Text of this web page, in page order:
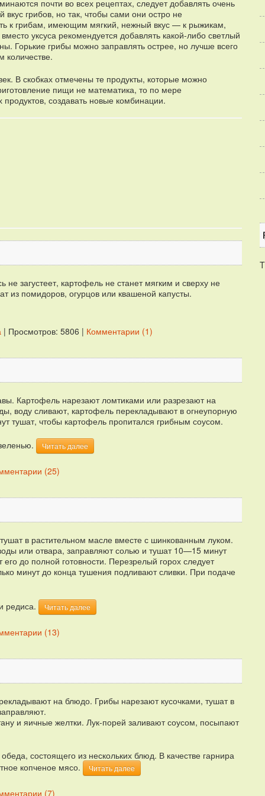
почти во всех рецептах, следует добавлять очень
грибов, но так, чтобы сами они остро не
к грибам, имеющим мягкий, нежный вкус — к рыжикам,
уксуса рекомендуется добавлять какой-либо светлый
Горькие грибы можно заправлять острее, но лучше всего
количестве.
В скобках отмечены те продукты, которые можно
пищи не математика, то по мере
создавать новые комбинации.
загустеет, картофель не станет мягким и сверху не
из помидоров, огурцов или квашеной капусты.
| Просмотров: 5806 | Комментарии (1)
Картофель нарезают ломтиками или разрезают на
воду сливают, картофель перекладывают в огнеупорную
тушат, чтобы картофель пропитался грибным соусом.
Читать далее
(25)
в растительном масле вместе с шинкованным луком.
или отвара, заправляют солью и тушат 10—15 минут
до полной готовности. Перезрелый горох следует
минут до конца тушения подливают сливки. При подаче
редиса. Читать далее
(13)
на блюдо. Грибы нарезают кусочками, тушат в
и яичные желтки. Лук-порей заливают соусом, посыпают
состоящего из нескольких блюд. В качестве гарнира
копченое мясо.
Читать далее
(7)